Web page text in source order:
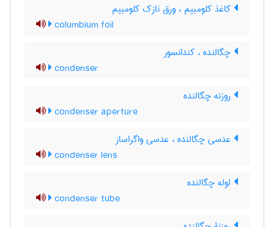
کاغذ کلومبیم ، ورق نازک کلومبیم
columbium foil
چگالنده ، کندانسور
condenser
روزنه چگالنده
condenser aperture
عدسی چگالنده ، عدسی واگراساز
condenser lens
لوله چگالنده
condenser tube